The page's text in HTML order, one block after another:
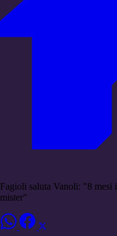
Fagioli saluta Vanoli: "8 mesi
mister"